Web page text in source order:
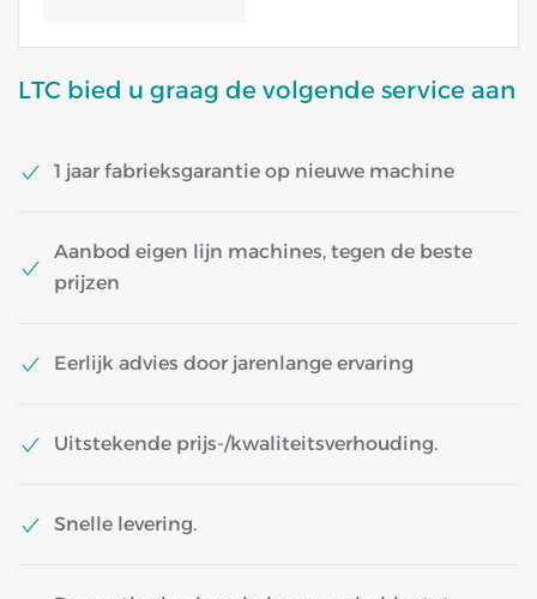
LTC bied u graag de volgende service aan
1 jaar fabrieksgarantie op nieuwe machine
Aanbod eigen lijn machines, tegen de beste
prijzen
Eerlijk advies door jarenlange ervaring
Uitstekende prijs-/kwaliteitsverhouding.
Snelle levering.